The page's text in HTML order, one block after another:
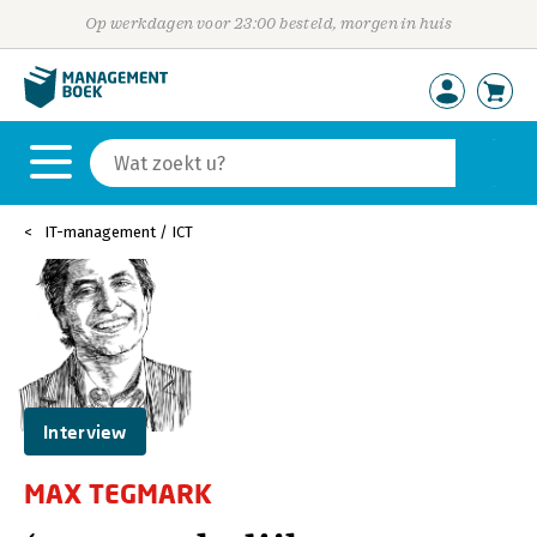
Op werkdagen voor 23:00 besteld, morgen in huis
IT-management / ICT
Interview
MAX TEGMARK